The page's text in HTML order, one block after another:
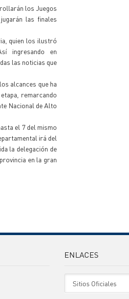
los Juegos
las finales
quien los ilustró
ingresando en
las noticias que
alcances que ha
remarcando
Nacional de Alto
el 7 del mismo
irá del
la delegación de
en la gran
ENLACES